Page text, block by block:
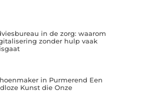
in de zorg: waarom
zonder hulp vaak
in Purmerend Een
Kunst die Onze